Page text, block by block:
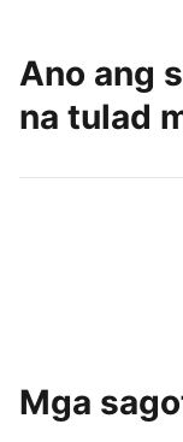
Ano ang
na tulad
Sumama sa
Mga